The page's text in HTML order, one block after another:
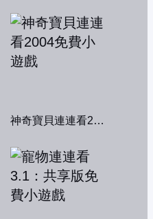
神奇寶貝連連看2004